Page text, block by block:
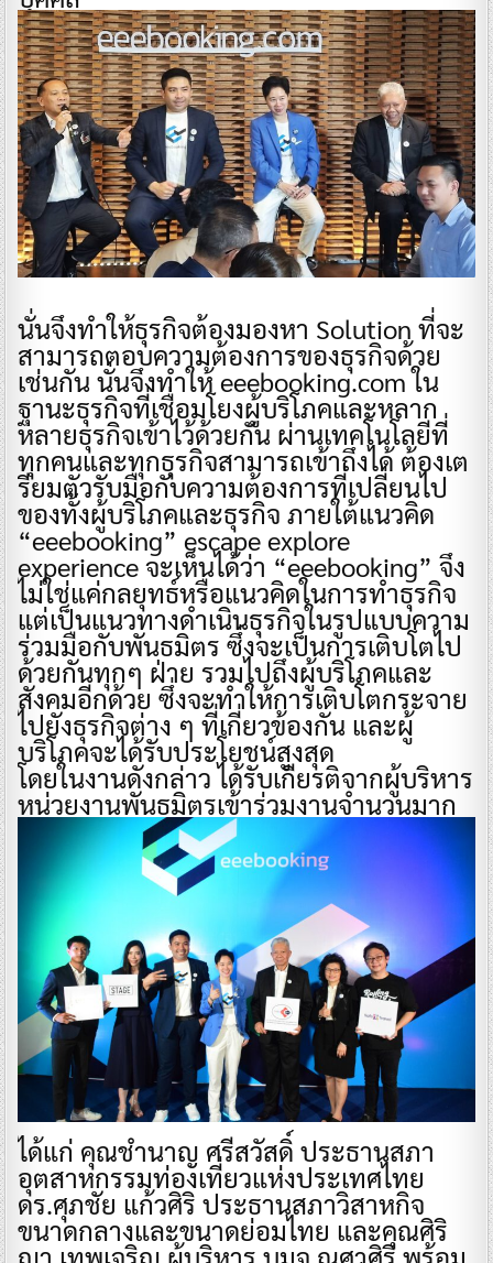
นั่นจึงทำให้ธุรกิจต้องมองหา Solution ที่จะ
สามารถตอบความต้องการของธุรกิจด้วย
เช่นกัน นั่นจึงทำให้ eeebooking.com ใน
ฐานะธุรกิจที่เชื่อมโยงผู้บริโภคและหลาก
หลายธุรกิจเข้าไว้ด้วยกัน ผ่านเทคโนโลยีที่
ทุกคนและทุกธุรกิจสามารถเข้าถึงได้ ต้องเต
รียมตัวรับมือกับความต้องการที่เปลี่ยนไป
ของทั้งผู้บริโภคและธุรกิจ ภายใต้แนวคิด
“eeebooking” escape explore
experience จะเห็นได้ว่า “eeebooking” จึง
ไม่ใช่แค่กลยุทธ์หรือแนวคิดในการทำธุรกิจ
แต่เป็นแนวทางดำเนินธุรกิจในรูปแบบความ
ร่วมมือกับพันธมิตร ซึ่งจะเป็นการเติบโตไป
ด้วยกันทุกๆ ฝ่าย รวมไปถึงผู้บริโภคและ
สังคมอีกด้วย ซึ่งจะทำให้การเติบโตกระจาย
ไปยังธุรกิจต่าง ๆ ที่เกี่ยวข้องกัน และผู้
บริโภคจะได้รับประโยชน์สูงสุด
โดยในงานดังกล่าว ได้รับเกียรติจากผู้บริหาร
หน่วยงานพันธมิตรเข้าร่วมงานจำนวนมาก
ได้แก่ คุณชำนาญ ศรีสวัสดิ์ ประธานสภา
อุตสาหกรรมท่องเที่ยวแห่งประเทศไทย
ดร.ศุภชัย แก้วศิริ ประธานสภาวิสาหกิจ
ขนาดกลางและขนาดย่อมไทย และคุณศิริ